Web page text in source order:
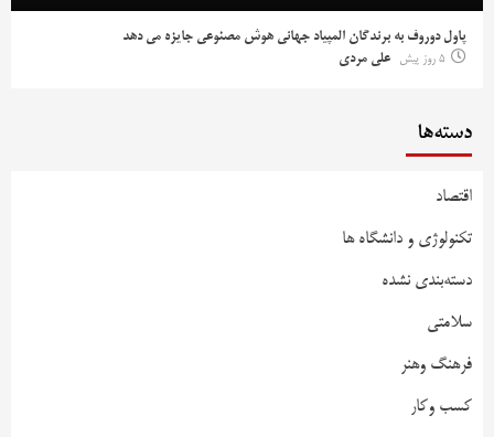
پاول دوروف به برندگان المپیاد جهانی هوش مصنوعی جایزه می دهد
5 روز پیش
علی مردی
دسته‌ها
اقتصاد
تکنولوژی و دانشگاه ها
دسته‌بندی نشده
سلامتی
فرهنگ وهنر
کسب وکار